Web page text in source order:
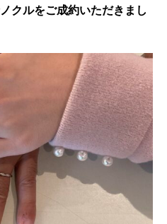
クルをご成約いただきまし